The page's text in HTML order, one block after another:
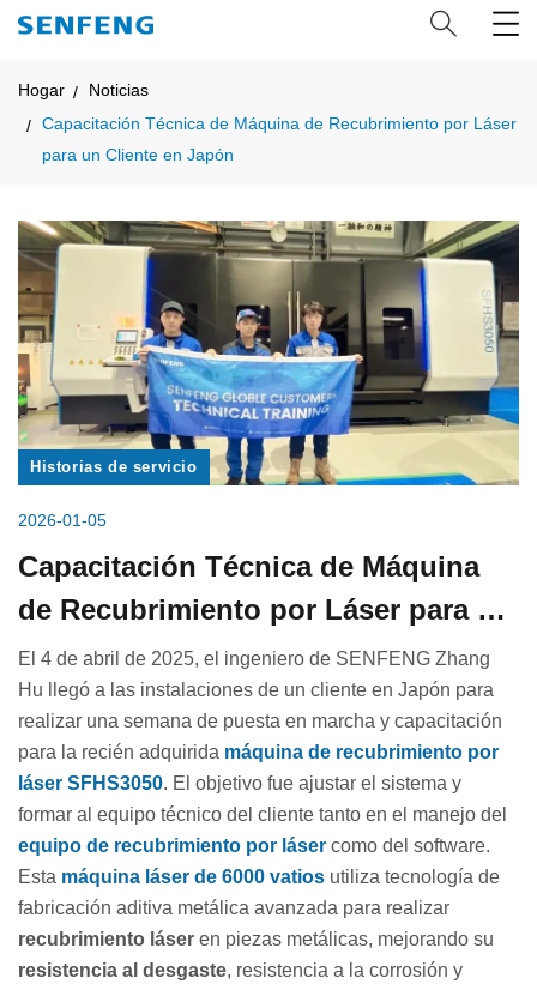
Hogar
Noticias
Capacitación Técnica de Máquina de Recubrimiento por Láser
para un Cliente en Japón
Historias de servicio
2026-01-05
Capacitación Técnica de Máquina
de Recubrimiento por Láser para un
Cliente en Japón
El 4 de abril de 2025, el ingeniero de SENFENG Zhang
Hu llegó a las instalaciones de un cliente en Japón para
realizar una semana de puesta en marcha y capacitación
para la recién adquirida máquina de recubrimiento por
láser SFHS3050. El objetivo fue ajustar el sistema y
formar al equipo técnico del cliente tanto en el manejo del
equipo de recubrimiento por láser como del software.
Esta máquina láser de 6000 vatios utiliza tecnología de
fabricación aditiva metálica avanzada para realizar
recubrimiento láser en piezas metálicas, mejorando su
resistencia al desgaste, resistencia a la corrosión y